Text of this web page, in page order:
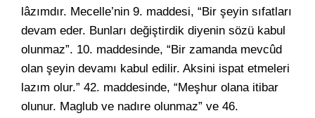
lâzımdır. Mecelle’nin 9. maddesi, “Bir şeyin sıfatları
devam eder. Bunları değiştirdik diyenin sözü kabul
olunmaz”. 10. maddesinde, “Bir zamanda mevcûd
olan şeyin devamı kabul edilir. Aksini ispat etmeleri
lazım olur.” 42. maddesinde, “Meşhur olana itibar
olunur. Maglub ve nadıre olunmaz” ve 46.